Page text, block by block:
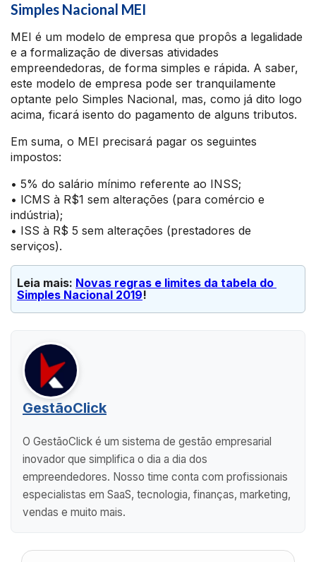
Simples Nacional MEI
MEI é um modelo de empresa que propôs a legalidade
e a formalização de diversas atividades
empreendedoras, de forma simples e rápida. A saber,
este modelo de empresa pode ser tranquilamente
optante pelo Simples Nacional, mas, como já dito logo
acima, ficará isento do pagamento de alguns tributos.
Em suma, o MEI precisará pagar os seguintes
impostos:
• 5% do salário mínimo referente ao INSS;
• ICMS à R$1 sem alterações (para comércio e
indústria);
• ISS à R$ 5 sem alterações (prestadores de
serviços).
Leia mais: Novas regras e limites da tabela do
Simples Nacional 2019!
GestãoClick
O GestãoClick é um sistema de gestão empresarial
inovador que simplifica o dia a dia dos
empreendedores. Nosso time conta com profissionais
especialistas em SaaS, tecnologia, finanças, marketing,
vendas e muito mais.